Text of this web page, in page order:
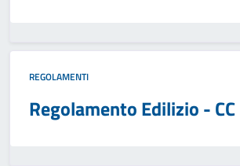
REGOLAMENTI
Regolamento Edilizio -